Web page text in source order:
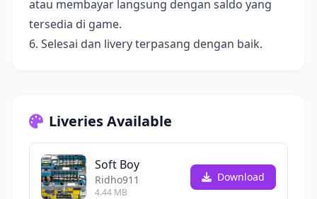
atau membayar langsung dengan saldo yang
tersedia di game.
6. Selesai dan livery terpasang dengan baik.
Liveries Available
Soft Boy
Ridho911
4.44 MB
Download